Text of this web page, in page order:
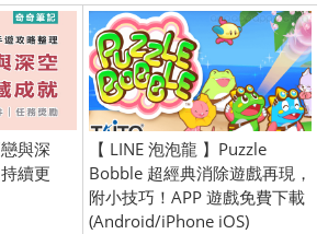
與深
續更
【 LINE 泡泡龍 】Puzzle
Bobble 超經典消除遊戲再現，
附小技巧！APP 遊戲免費下載
(Android/iPhone iOS)